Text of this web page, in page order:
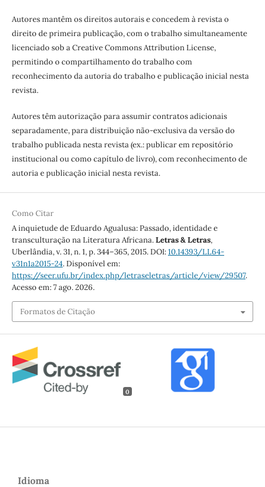
Autores mantêm os direitos autorais e concedem à revista o
direito de primeira publicação, com o trabalho simultaneamente
licenciado sob a Creative Commons Attribution License,
permitindo o compartilhamento do trabalho com
reconhecimento da autoria do trabalho e publicação inicial nesta
revista.
Autores têm autorização para assumir contratos adicionais
separadamente, para distribuição não-exclusiva da versão do
trabalho publicada nesta revista (ex.: publicar em repositório
institucional ou como capítulo de livro), com reconhecimento de
autoria e publicação inicial nesta revista.
Como Citar
A inquietude de Eduardo Agualusa: Passado, identidade e
transculturação na Literatura Africana.Letras & Letras,
Uberlândia, v. 31, n. 1, p. 344–365, 2015. DOI:10.14393/LL64-
v31n1a2015-24. Disponível em:
https://seer.ufu.br/index.php/letraseletras/article/view/29507.
Acesso em: 7 ago. 2026.
Formatos de Citação
0
Idioma